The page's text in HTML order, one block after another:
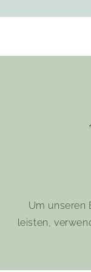
Um unseren
leisten,